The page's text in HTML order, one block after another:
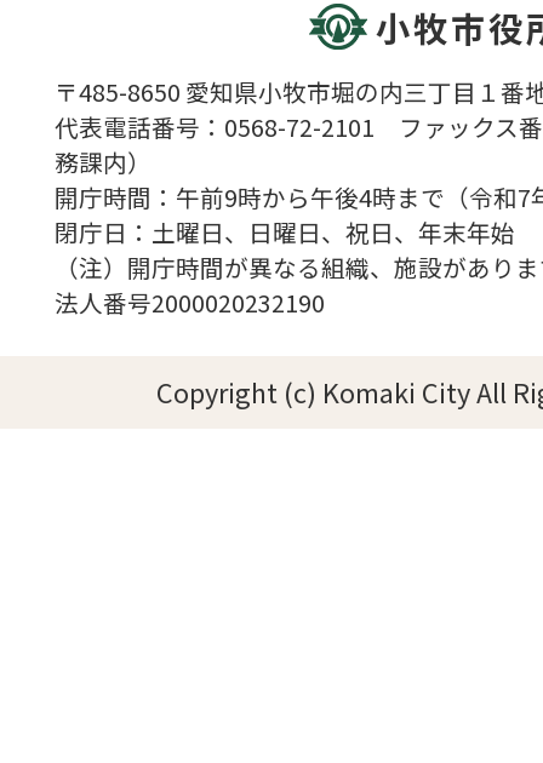
小牧市役
〒485-8650 愛知県小牧市堀の内三丁目１番
代表電話番号：0568-72-2101 ファックス
務課内）
開庁時間：午前9時から午後4時まで（令
閉庁日：土曜日、日曜日、祝日、年末年始
（注）開庁時間が異なる組織、施設があり
法人番号2000020232190
Copyright (c) Komaki City All